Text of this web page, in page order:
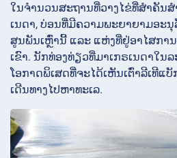
ໃນຈໍານວນສະຖານທີ່ວາງໄຂ່ທີ່ສໍາຄັນສໍ
ເນດາ, ບ່ອນທີ່ມີຄວາມພະຍາຍາມອະ
ສູນພັນເຫຼົ່ານີ້ ແລະ ແຫ່ງທີ່ຢູ່ອາໄສກາ
ເຂົາ. ນັກທ່ອງທ່ຽວທີ່ມາເກຣເນດາໃນ
ໂອກາດພິເສດທີ່ຈະໄດ້ເຫັນເຕົ່າລີເທີແ
ເດີນທາງໄປຫາທະເລ.